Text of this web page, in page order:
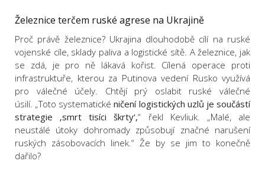
Železnice terčem ruské agrese na Ukrajině
Proč právě železnice? Ukrajina dlouhodobě cílí na ruské
vojenské cíle, sklady paliva a logistické sítě. A železnice, jak
se zdá, je pro ně lákavá kořist. Cílená operace proti
infrastruktuře, kterou za Putinova vedení Rusko využívá
pro válečné účely. Chtějí prý oslabit ruské válečné
úsilí. „Toto systematickéničení logistických uzlů je součástí
strategie ‚smrt tisíci škrty‘,“ řekl Kevliuk. „Malé, ale
neustálé útoky dohromady způsobují značné narušení
ruských zásobovacích linek.“ Že by se jim to konečně
dařilo?